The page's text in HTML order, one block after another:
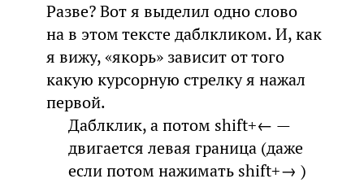
Разве? Вот я выделил одно слово
на в этом тексте даблкликом. И, как
я вижу, «якорь» зависит от того
какую курсорную стрелку я нажал
первой.
Даблклик, а потом shift+← —
двигается левая граница (даже
если потом нажимать shift+→ )